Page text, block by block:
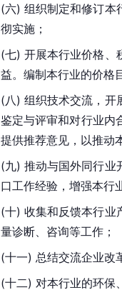
(六) 组织制定和修订本
彻实施；
(七) 开展本行业价格、
益。编制本行业的价格
(八) 组织技术交流，开
鉴定与评审和对行业内
提供推荐意见，以推动
(九) 推动与国外同行业
口工作经验，增强本行
(十) 收集和反馈本行业
量诊断、咨询等工作；
(十一) 总结交流企业改
(十二) 对本行业的环保